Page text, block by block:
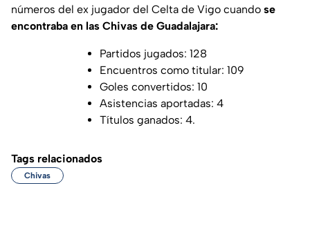
números del ex jugador del Celta de Vigo cuando se
encontraba en las Chivas de Guadalajara:
Partidos jugados: 128
Encuentros como titular: 109
Goles convertidos: 10
Asistencias aportadas: 4
Títulos ganados: 4.
Tags relacionados
Chivas